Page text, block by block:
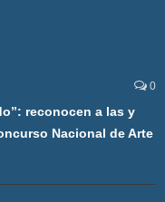
0
reconocen a las y
Nacional de Arte